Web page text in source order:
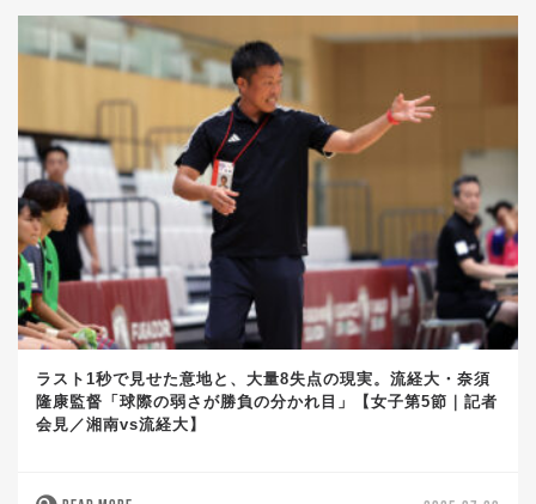
ラスト1秒で見せた意地と、大量8失点の現実。流経大・奈須
隆康監督「球際の弱さが勝負の分かれ目」【女子第5節｜記者
会見／湘南vs流経大】